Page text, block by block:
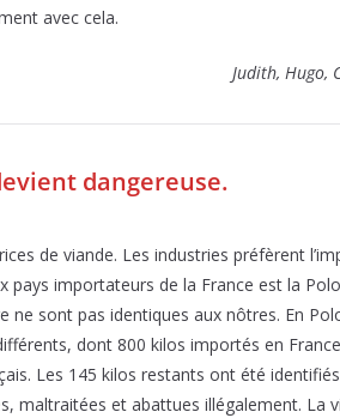
avec cela.
Judith, Hugo,
dangereuse.
de viande. Les industries préfèrent
pays importateurs de la France est la
ne sont pas identiques aux nôtres. En
dont 800 kilos importés en
Les 145 kilos restants ont été
maltraitées et abattues illégalement. La